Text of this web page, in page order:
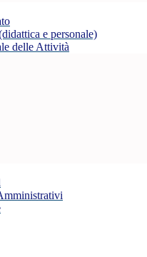
e personale)
delle Attività